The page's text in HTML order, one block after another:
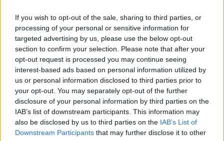
If you wish to opt-out of the sale, sharing to third parties, or
processing of your personal or sensitive information for
targeted advertising by us, please use the below opt-out
section to confirm your selection. Please note that after your
opt-out request is processed you may continue seeing
interest-based ads based on personal information utilized by
us or personal information disclosed to third parties prior to
your opt-out. You may separately opt-out of the further
disclosure of your personal information by third parties on the
IAB’s list of downstream participants. This information may
also be disclosed by us to third parties on the IAB’s List of
Downstream Participants that may further disclose it to other
Ρέθυμνο: 19 κτίρια κρίθηκαν «κόκκινα» μετά τις φονικές
πυρκαγιές
19:16
Σαμοθράκη: Στο νοσοκομείο 15χρονη μετά από πτώση –
Ειδοποίησε μόνη της το 112
19:14
Φωτιές στο Ρέθυμνο: Αποζημιώσεις και για τον
κατεστραμμένο εξοπλισμό άρδευσης
19:01